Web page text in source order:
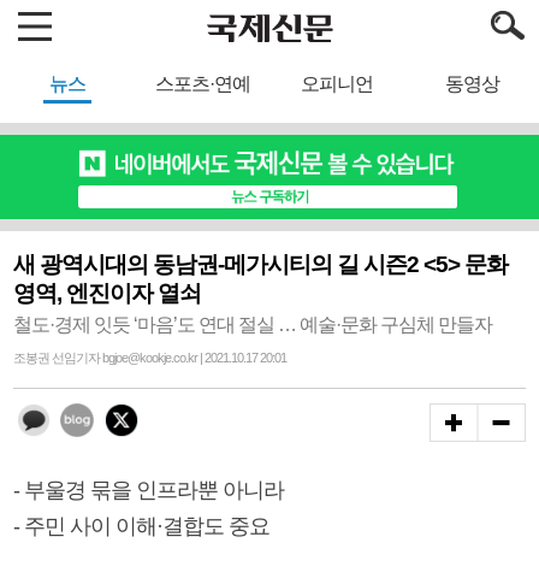
뉴스 스포츠·연예 오피니언 동영상
새 광역시대의 동남권-메가시티의 길 시즌2 <5> 문화
영역, 엔진이자 열쇠
철도·경제 잇듯 ‘마음’도 연대 절실 … 예술·문화 구심체 만들자
조봉권 선임기자 bgjoe@kookje.co.kr | 2021.10.17 20:01
- 부울경 묶을 인프라뿐 아니라
- 주민 사이 이해·결합도 중요